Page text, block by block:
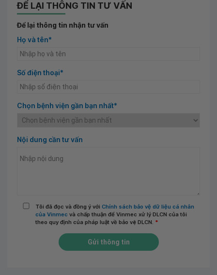
ĐỂ LẠI THÔNG TIN TƯ VẤN
Để lại thông tin nhận tư vấn
Họ và tên*
Số điện thoại*
Chọn bệnh viện gần bạn nhất*
Nội dung cần tư vấn
Tôi đã đọc và đồng ý với Chính sách bảo vệ dữ liệu cá nhân
của Vinmec và chấp thuận để Vinmec xử lý DLCN của tôi
theo quy định của pháp luật về bảo vệ DLCN. *
Gửi thông tin